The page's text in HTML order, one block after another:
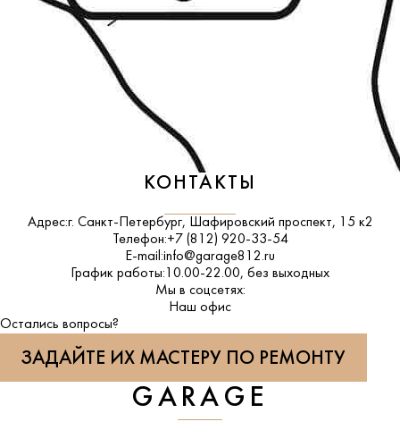
КОНТАКТЫ
Адрес:г. Санкт-Петербург, Шафировский проспект, 15 к2
Телефон:+7 (812) 920-33-54
E-mail:info@garage812.ru
График работы:10.00-22.00, без выходных
Мы в соцсетях:
ВКонтакте
Наш офис
Остались вопросы?
ЗАДАЙТЕ ИХ МАСТЕРУ ПО РЕМОНТУ
GARAGE